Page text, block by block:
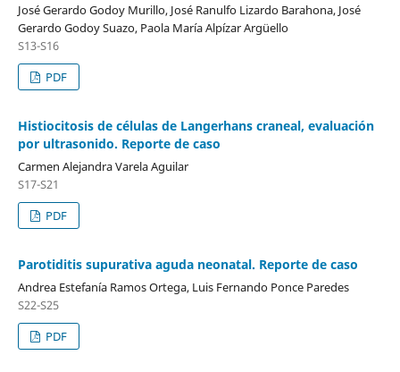
José Gerardo Godoy Murillo, José Ranulfo Lizardo Barahona, José
Gerardo Godoy Suazo, Paola María Alpízar Argüello
S13-S16
PDF
Histiocitosis de células de Langerhans craneal, evaluación
por ultrasonido. Reporte de caso
Carmen Alejandra Varela Aguilar
S17-S21
PDF
Parotiditis supurativa aguda neonatal. Reporte de caso
Andrea Estefanía Ramos Ortega, Luis Fernando Ponce Paredes
S22-S25
PDF